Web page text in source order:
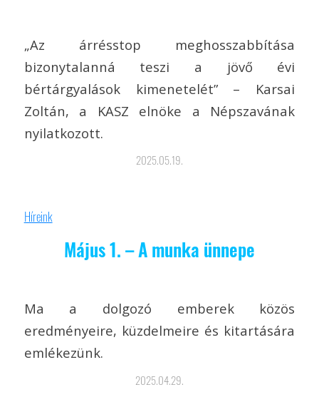
„Az árrésstop meghosszabbítása
bizonytalanná teszi a jövő évi
bértárgyalások kimenetelét” – Karsai
Zoltán, a KASZ elnöke a Népszavának
nyilatkozott.
2025.05.19.
Híreink
Május 1. – A munka ünnepe
Ma a dolgozó emberek közös
eredményeire, küzdelmeire és kitartására
emlékezünk.
2025.04.29.